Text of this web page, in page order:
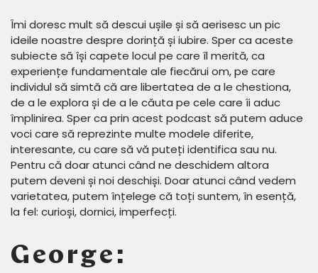
Îmi doresc mult să descui ușile și să aerisesc un pic
ideile noastre despre dorință și iubire. Sper ca aceste
subiecte să își capete locul pe care îl merită, ca
experiențe fundamentale ale fiecărui om, pe care
individul să simtă că are libertatea de a le chestiona,
de a le explora și de a le căuta pe cele care îi aduc
împlinirea. Sper ca prin acest podcast să putem aduce
voci care să reprezinte multe modele diferite,
interesante, cu care să vă puteți identifica sau nu.
Pentru că doar atunci când ne deschidem altora
putem deveni și noi deschiși. Doar atunci când vedem
varietatea, putem înțelege că toți suntem, în esență,
la fel: curioși, dornici, imperfecți.
George: